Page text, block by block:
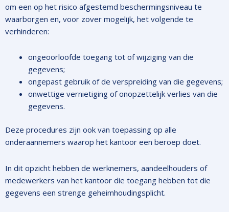
om een op het risico afgestemd beschermingsniveau te
waarborgen en, voor zover mogelijk, het volgende te
verhinderen:
ongeoorloofde toegang tot of wijziging van die
gegevens;
ongepast gebruik of de verspreiding van die gegevens;
onwettige vernietiging of onopzettelijk verlies van die
gegevens.
Deze procedures zijn ook van toepassing op alle
onderaannemers waarop het kantoor een beroep doet.
In dit opzicht hebben de werknemers, aandeelhouders of
medewerkers van het kantoor die toegang hebben tot die
gegevens een strenge geheimhoudingsplicht.